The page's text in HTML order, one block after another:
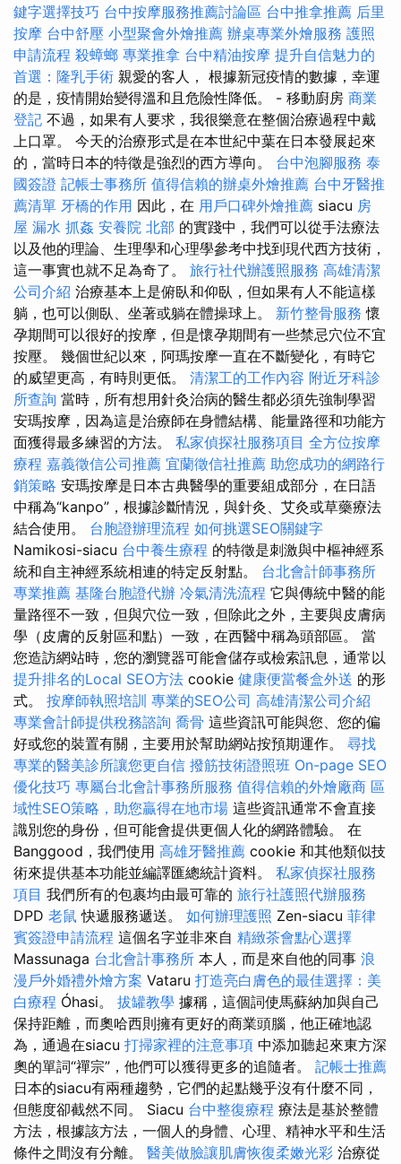
鍵字選擇技巧 台中按摩服務推薦討論區 台中推拿推薦 后里
按摩 台中舒壓 小型聚會外燴推薦 辦桌專業外燴服務 護照
申請流程 殺蟑螂 專業推拿 台中精油按摩 提升自信魅力的
首選：隆乳手術 親愛的客人， 根據新冠疫情的數據，幸運
的是，疫情開始變得溫和且危險性降低。 - 移動廚房 商業
登記 不過，如果有人要求，我很樂意在整個治療過程中戴
上口罩。 今天的治療形式是在本世紀中葉在日本發展起來
的，當時日本的特徵是強烈的西方導向。 台中泡腳服務 泰
國簽證 記帳士事務所 值得信賴的辦桌外燴推薦 台中牙醫推
薦清單 牙橋的作用 因此，在 用戶口碑外燴推薦 siacu 房
屋 漏水 抓姦 安養院 北部 的實踐中，我們可以從手法療法
以及他的理論、生理學和心理學參考中找到現代西方技術，
這一事實也就不足為奇了。 旅行社代辦護照服務 高雄清潔
公司介紹 治療基本上是俯臥和仰臥，但如果有人不能這樣
躺，也可以側臥、坐著或躺在體操球上。 新竹整骨服務 懷
孕期間可以很好的按摩，但是懷孕期間有一些禁忌穴位不宜
按壓。 幾個世紀以來，阿瑪按摩一直在不斷變化，有時它
的威望更高，有時則更低。 清潔工的工作內容 附近牙科診
所查詢 當時，所有想用針灸治病的醫生都必須先強制學習
安瑪按摩，因為這是治療師在身體結構、能量路徑和功能方
面獲得最多練習的方法。 私家偵探社服務項目 全方位按摩
療程 嘉義徵信公司推薦 宜蘭徵信社推薦 助您成功的網路行
銷策略 安瑪按摩是日本古典醫學的重要組成部分，在日語
中稱為“kanpo”，根據診斷情況，與針灸、艾灸或草藥療法
結合使用。 台胞證辦理流程 如何挑選SEO關鍵字
Namikosi-siacu 台中養生療程 的特徵是刺激與中樞神經系
統和自主神經系統相連的特定反射點。 台北會計師事務所
專業推薦 基隆台胞證代辦 冷氣清洗流程 它與傳統中醫的能
量路徑不一致，但與穴位一致，但除此之外，主要與皮膚病
學（皮膚的反射區和點）一致，在西醫中稱為頭部區。 當
您造訪網站時，您的瀏覽器可能會儲存或檢索訊息，通常以
提升排名的Local SEO方法 cookie 健康便當餐盒外送 的形
式。 按摩師執照培訓 專業的SEO公司 高雄清潔公司介紹
專業會計師提供稅務諮詢 喬骨 這些資訊可能與您、您的偏
好或您的裝置有關，主要用於幫助網站按預期運作。 尋找
專業的醫美診所讓您更自信 撥筋技術證照班 On-page SEO
優化技巧 專屬台北會計事務所服務 值得信賴的外燴廠商 區
域性SEO策略，助您贏得在地市場 這些資訊通常不會直接
識別您的身份，但可能會提供更個人化的網路體驗。 在
Banggood，我們使用 高雄牙醫推薦 cookie 和其他類似技
術來提供基本功能並編譯匯總統計資料。 私家偵探社服務
項目 我們所有的包裹均由最可靠的 旅行社護照代辦服務
DPD 老鼠 快遞服務遞送。 如何辦理護照 Zen-siacu 菲律
賓簽證申請流程 這個名字並非來自 精緻茶會點心選擇
Massunaga 台北會計事務所 本人，而是來自他的同事 浪
漫戶外婚禮外燴方案 Vataru 打造亮白膚色的最佳選擇：美
白療程 Óhasi。 拔罐教學 據稱，這個詞使馬蘇納加與自己
保持距離，而奧哈西則擁有更好的商業頭腦，他正確地認
為，通過在siacu 打掃家裡的注意事項 中添加聽起來東方深
奧的單詞“禪宗”，他們可以獲得更多的追隨者。 記帳士推薦
日本的siacu有兩種趨勢，它們的起點幾乎沒有什麼不同，
但態度卻截然不同。 Siacu 台中整復療程 療法是基於整體
方法，根據該方法，一個人的身體、心理、精神水平和生活
條件之間沒有分離。 醫美做臉讓肌膚恢復柔嫩光彩 治療從